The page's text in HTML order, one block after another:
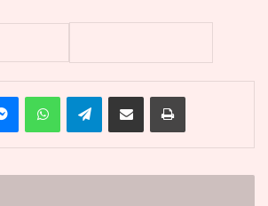
MessengerWhatsAppTelegramPartager par email Imprimer